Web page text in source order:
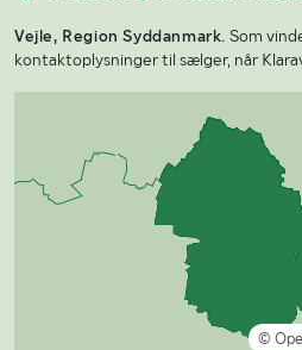
Vejle, Region Syddanmark. Som
kontaktoplysninger til sælger, når
©